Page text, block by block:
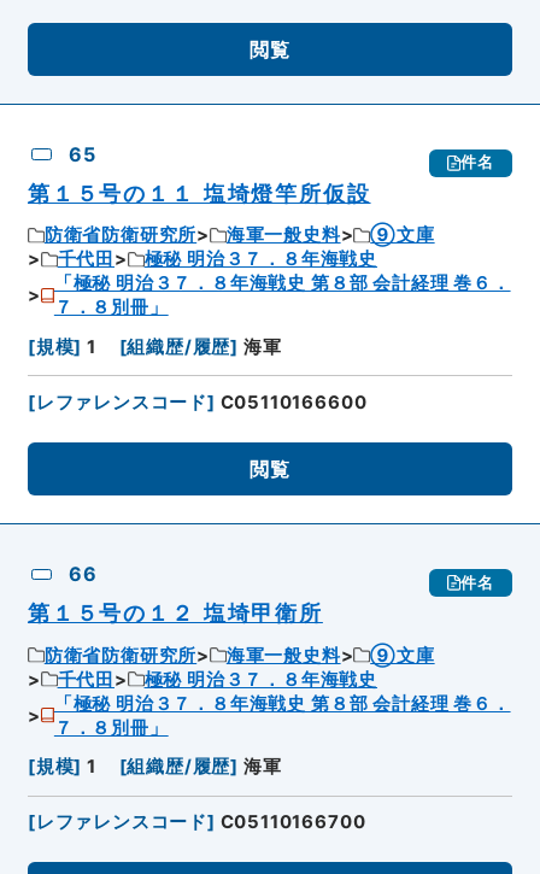
閲覧
65 件名
第１５号の１１ 塩埼燈竿所仮設
防衛省防衛研究所 海軍一般史料
⑨文庫
千代田
極秘 明治３７．８年海戦史
「極秘 明治３７．８年海戦史 第８部 会計経理 巻６．
７．８別冊」
[規模] 1 [組織歴/履歴] 海軍
[レファレンスコード] C05110166600
閲覧
66 件名
第１５号の１２ 塩埼甲衛所
防衛省防衛研究所 海軍一般史料
⑨文庫
千代田
極秘 明治３７．８年海戦史
「極秘 明治３７．８年海戦史 第８部 会計経理 巻６．
７．８別冊」
[規模] 1 [組織歴/履歴] 海軍
[レファレンスコード] C05110166700